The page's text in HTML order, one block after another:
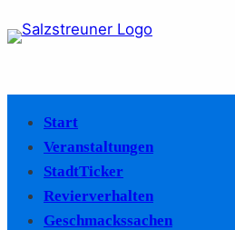
Start
Veranstaltungen
StadtTicker
Revierverhalten
Geschmackssachen